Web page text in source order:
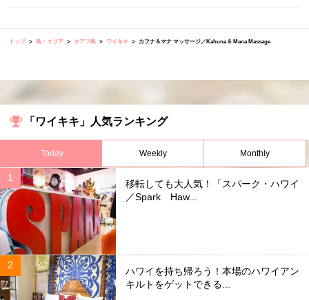
トップ 島・エリア オアフ島 ワイキキ カフナ＆マナ マッサージ／Kahuna & Mana Massage
「ワイキキ」人気ランキング
Today Weekly Monthly
移転しても大人気！「スパーク・ハワイ
／Spark Haw...
ハワイを持ち帰ろう！本場のハワイアン
キルトをゲットできる...